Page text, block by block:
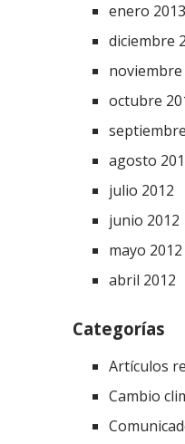
enero 2013
diciembre
noviembre
octubre
agosto
julio 2012
junio 2012
mayo 2012
abril 2012
Categorías
Artículos
Cambio